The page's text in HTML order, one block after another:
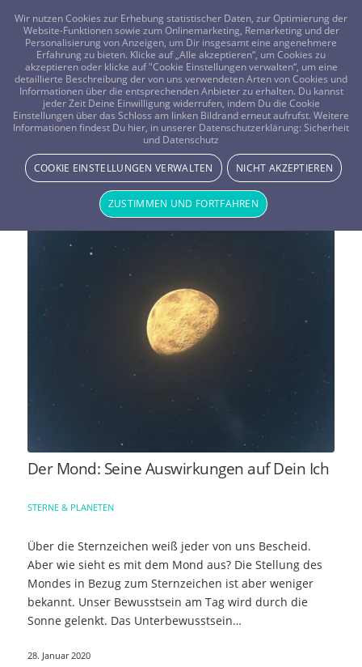
FRAGEN? KOSTENLOS ANRUFEN: 0800-8478266
Schlagwortarchiv für:
Einsamkeit
Der Mond: Seine Auswirkungen auf Dein Ich
STERNE & PLANETEN
Über die Sternzeichen weiß jeder von uns Bescheid.
Aber wie sieht es mit dem Mond aus? Die Stellung des
Mondes in Bezug zum Sternzeichen ist aber weniger
bekannt. Unser Bewusstsein am Tag wird durch die
Sonne gelenkt. Das Unterbewusstsein…
28. Januar 2020
Wir nutzen Cookies zur Erhebung statistischer Daten, zur Optimierung der
Website-Funktionen sowie zum Onlinemarketing, Remarketing und der
Personalisierung von Anzeigen, um Dir insgesamt eine angenehmere
Erfahrung zu bieten. Klicke auf „Alle akzeptieren“, um Cookies zu
akzeptieren oder klicke auf "Cookie Einstellungen verwalten“, um eine
detaillierte Beschreibung der von uns verwendeten Arten von Cookies und
Informationen über die entsprechenden Anbieter zu erhalten. Du kannst
jeder Zeit Deine Einwilligung widerrufen, indem Du die Cookie
Einstellungen über das Schloss am linken Bildrand erneut aufrufst. Weitere
Informationen findest Du hier, in unserer Datenschutzerklärung: Sicherheit
und Datenschutz
COOKIE EINSTELLUNGEN VERWALTEN NICHT AKZEPTIEREN
ZUSTIMMEN UND FORTFAHREN